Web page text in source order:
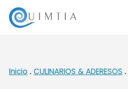
Inicio CULINARIOS & ADERESOS